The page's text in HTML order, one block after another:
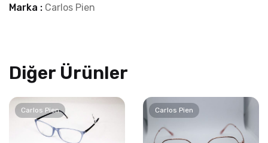
Marka : Carlos Pien
Diğer Ürünler
Carlos Pien Carlos Pien